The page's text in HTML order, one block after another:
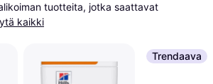
tuotteita, jotka saattavat
kaikki
Trendaava